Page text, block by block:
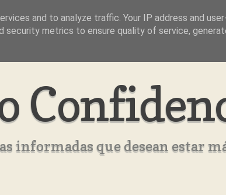
informadas que desean estar
and to analyze traffic. Your IP address and
security metrics to ensure quality of service,